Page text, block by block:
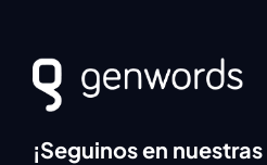
¡Seguinos en